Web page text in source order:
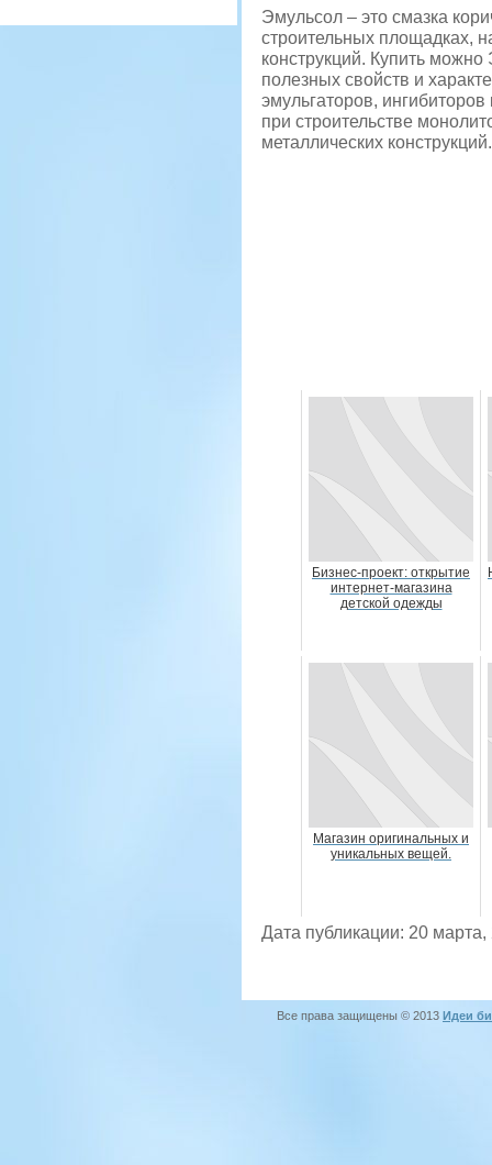
Эмульсол – это смазка
строительных площадках,
конструкций. Купить
полезных свойств и
эмульгаторов,
при строительстве
металлических конструкций.
Бизнес-проект: открытие
интернет-магазина
детской одежды
Магазин оригинальных и
уникальных вещей.
Дата публикации: 20 марта,
Все права защищены © 2013 Идеи